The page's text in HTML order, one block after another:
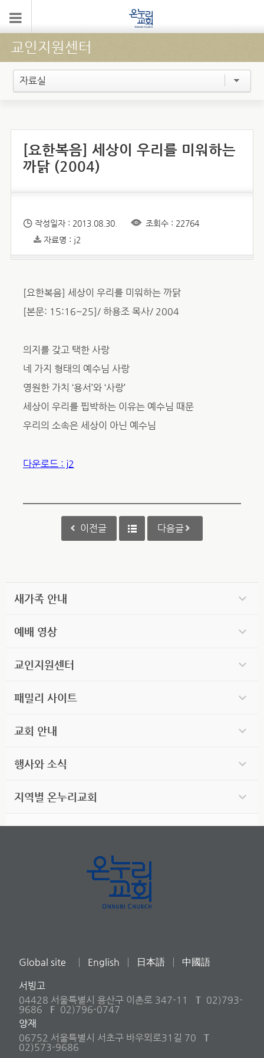
교인지원센터
자료실
[요한복음] 세상이 우리를 미워하는
까닭 (2004)
작성일자 : 2013.08.30.
조회수 : 22764
자료명 : j2
[요한복음] 세상이 우리를 미워하는 까닭
[본문: 15:16~25]/ 하용조 목사/ 2004
의지를 갖고 택한 사랑
네 가지 형태의 예수님 사랑
영원한 가치 ‘용서’와 ‘사랑’
세상이 우리를 핍박하는 이유는 예수님 때문
우리의 소속은 세상이 아닌 예수님
다운로드 : j2
이전글 다음글
새가족 안내
예배 영상
교인지원센터
패밀리 사이트
교회 안내
행사와 소식
지역별 온누리교회
Global site English 日本語 中國語
서빙고
04428 서울특별시 용산구 이촌로 347-11
T 02)793-
9686
F 02)796-0747
양재
06752 서울특별시 서초구 바우뫼로31길 70
T
02)573-9686